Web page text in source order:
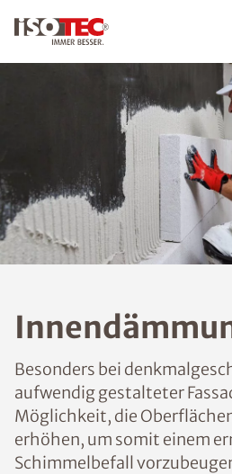
Besonders bei
aufwendig gestalteter
Möglichkeit, die
erhöhen, um somit einem
Schimmelbefall